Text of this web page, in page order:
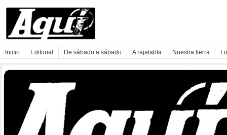
Inicio Editorial De sábado a sábado A rajatabla Nuestra tierra